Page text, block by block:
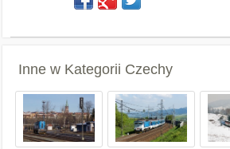
Inne w Kategorii Czechy